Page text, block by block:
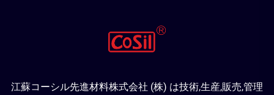
江蘇コーシル先進材料株式会社 (株) は技術,生産,販売,管理